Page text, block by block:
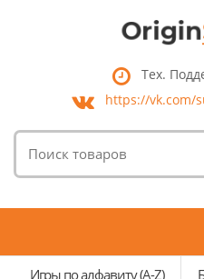
Тех.
https://vk.com/
товаров:
Игры по алфавиту (A-Z)